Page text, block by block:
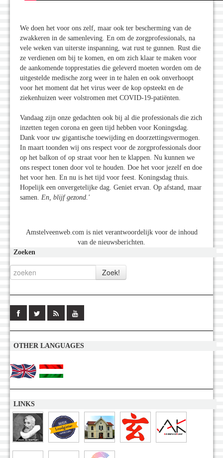
We doen het voor ons zelf, maar ook ter bescherming van de
zwakkeren in de samenleving. En om de zorgprofessionals, na
vele weken van uiterste inspanning, wat rust te gunnen. Rust die
ze verdienen om bij te komen, en om zich klaar te maken voor
de aankomende topprestaties die geleverd moeten worden om de
uitgestelde medische zorg weer in te halen en ook onverhoopt
voor het moment dat het virus weer de kop opsteekt en de
ziekenhuizen weer volstromen met COVID-19-patiënten.
Vandaag zijn onze gedachten ook bij al die professionals die zich
inzetten tegen corona en geen tijd hebben voor Koningsdag.
Dank voor uw gigantische toewijding en doorzettingsvermogen.
In maart toonden wij ons respect voor de zorgprofessionals door
op het balkon of op straat voor hen te klappen. Nu kunnen we
ons respect tonen door vol te houden. Doe het voor jezelf en doe
het voor hen. En nu is het tijd voor feest. Koningsdag thuis.
Hopelijk een onvergetelijke dag. Geniet ervan. Op afstand, maar
samen. En, blijf gezond.'
Amstelveenweb.com is niet verantwoordelijk voor de inhoud
van de nieuwsberichten.
Zoeken
OTHER LANGUAGES
LINKS